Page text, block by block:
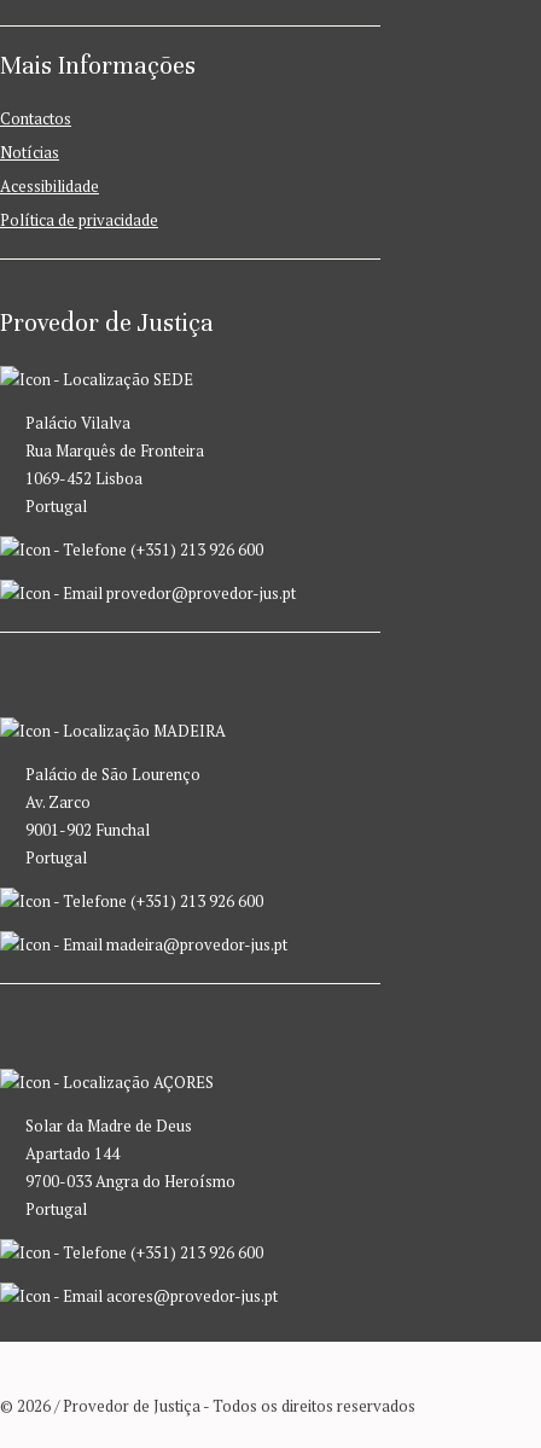
Mais Informações
Contactos
Notícias
Acessibilidade
Política de privacidade
Provedor de Justiça
SEDE
Palácio Vilalva
Rua Marquês de Fronteira
1069-452 Lisboa
Portugal
(+351) 213 926 600
provedor@provedor-jus.pt
MADEIRA
Palácio de São Lourenço
Av. Zarco
9001-902 Funchal
Portugal
(+351) 213 926 600
madeira@provedor-jus.pt
AÇORES
Solar da Madre de Deus
Apartado 144
9700-033 Angra do Heroísmo
Portugal
(+351) 213 926 600
acores@provedor-jus.pt
© 2026 / Provedor de Justiça - Todos os direitos reservados